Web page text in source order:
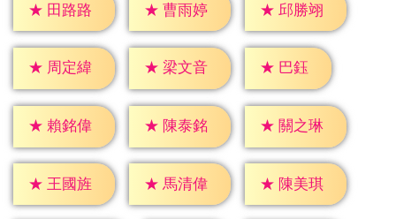
★ 田路路 ★ 曹雨婷 ★ 邱勝翊
★ 周定緯 ★ 梁文音 ★ 巴鈺
★ 賴銘偉 ★ 陳泰銘 ★ 關之琳
★ 王國旌 ★ 馬清偉 ★ 陳美琪